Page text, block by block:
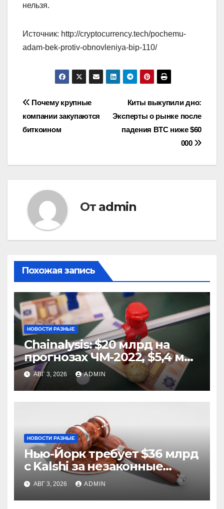
нельзя.
Источник: http://cryptocurrency.tech/pochemu-
adam-bek-protiv-obnovleniya-bip-110/
Навигация
по
Киты выкупили дно:
Эксперты о рынке после
падения BTC ниже $60
000
Почему крупные
компании закупаются
биткоином
От admin
Похожая запись
НОВОСТИ РАЗНЫЕ
Chainalysis: $20 млрд на
прогнозах ЧМ-2022, $5,4 млн
из них незаконные
АВГ 3, 2026 ADMIN
НОВОСТИ РАЗНЫЕ
Нью-Йорк требует $36 млрд
с Kalshi за незаконные
ставки
АВГ 3, 2026 ADMIN